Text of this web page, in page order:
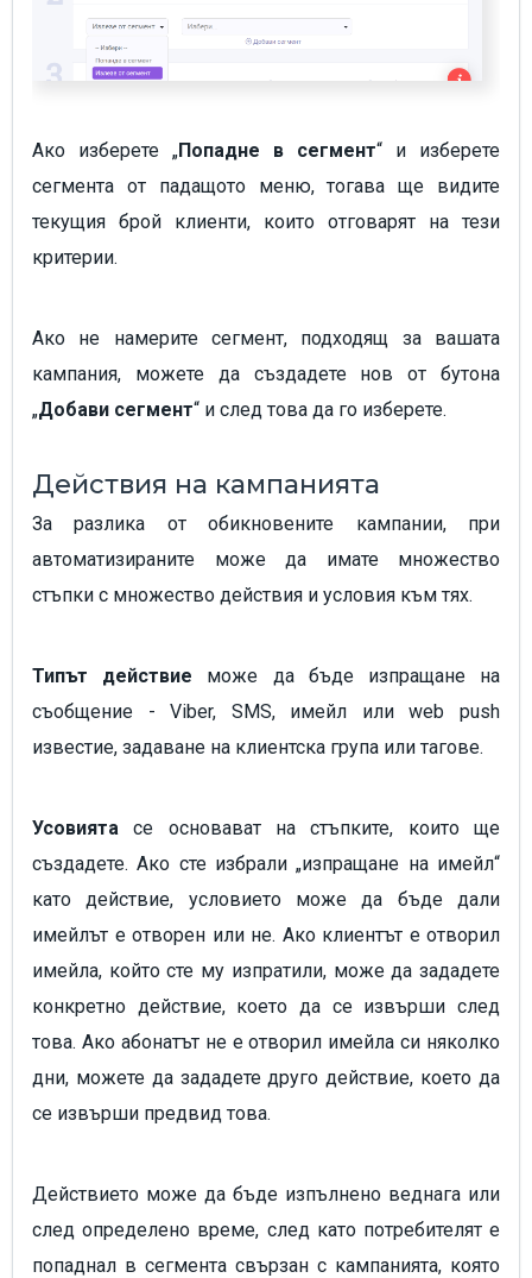
Ако изберете „Попадне в сегмент“ и изберете
сегмента от падащото меню, тогава ще видите
текущия брой клиенти, които отговарят на тези
критерии.
Ако не намерите сегмент, подходящ за вашата
кампания, можете да създадете нов от бутона
„Добави сегмент“ и след това да го изберете.
Действия на кампанията
За разлика от обикновените кампании, при
автоматизираните може да имате множество
стъпки с множество действия и условия към тях.
Типът действие може да бъде изпращане на
съобщение - Viber, SMS, имейл или web push
известие, задаване на клиентска група или тагове.
Усовията се основават на стъпките, които ще
създадете. Ако сте избрали „изпращане на имейл“
като действие, условието може да бъде дали
имейлът е отворен или не. Ако клиентът е отворил
имейла, който сте му изпратили, може да зададете
конкретно действие, което да се извърши след
това. Ако абонатът не е отворил имейла си няколко
дни, можете да зададете друго действие, което да
се извърши предвид това.
Действието може да бъде изпълнено веднага или
след определено време, след като потребителят е
попаднал в сегмента свързан с кампанията, която